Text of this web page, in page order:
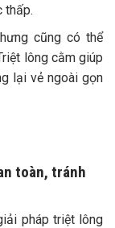
thấp.
cũng có thể
lông cằm giúp
lại vẻ ngoài gọn
toàn, tránh
pháp triệt lông